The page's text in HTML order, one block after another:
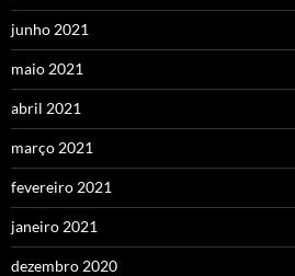
junho 2021
maio 2021
abril 2021
março 2021
fevereiro 2021
janeiro 2021
dezembro 2020